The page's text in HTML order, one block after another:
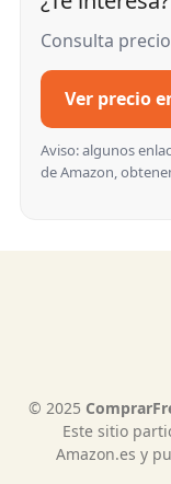
Consulta
Ver precio
Aviso: algunos
de Amazon,
© 2025
Este sitio
Amazon.es y